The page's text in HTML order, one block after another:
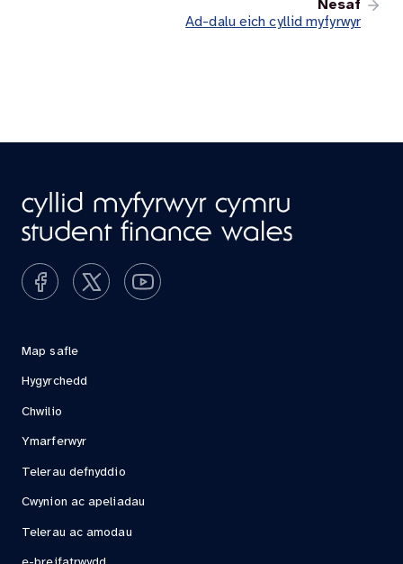
Nesaf
Ad-dalu eich cyllid myfyrwyr
Map safle
Hygyrchedd
Chwilio
Ymarferwyr
Telerau defnyddio
Cwynion ac apeliadau
Telerau ac amodau